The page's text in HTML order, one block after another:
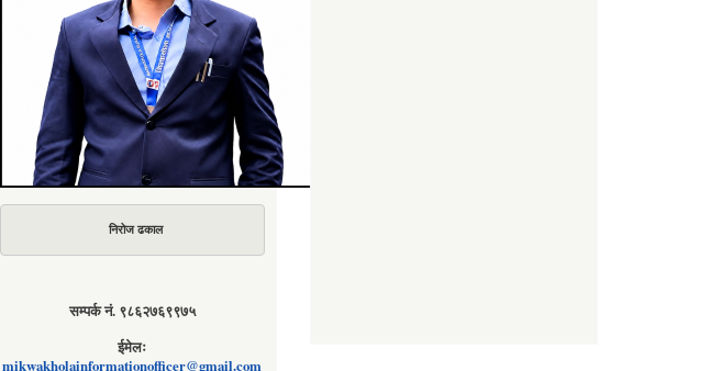
निरोज ढकाल
सम्पर्क नं. ९८६२७६९९७५
ईमेलः
mikwakholainformationofficer@gmail.com